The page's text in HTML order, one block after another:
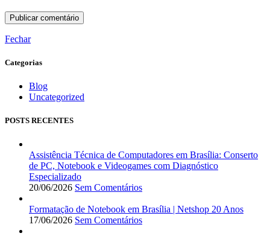
Fechar
Categorias
Blog
Uncategorized
POSTS RECENTES
Assistência Técnica de Computadores em Brasília: Conserto
de PC, Notebook e Videogames com Diagnóstico
Especializado
20/06/2026 Sem Comentários
Formatação de Notebook em Brasília | Netshop 20 Anos
17/06/2026 Sem Comentários